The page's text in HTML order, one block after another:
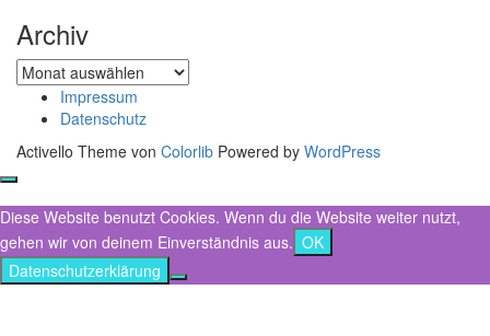
Archiv
Archiv
Impressum
Datenschutz
Activello Theme von Colorlib Powered by WordPress
Diese Website benutzt Cookies. Wenn du die Website weiter nutzt,
gehen wir von deinem Einverständnis aus. OK
Datenschutzerklärung